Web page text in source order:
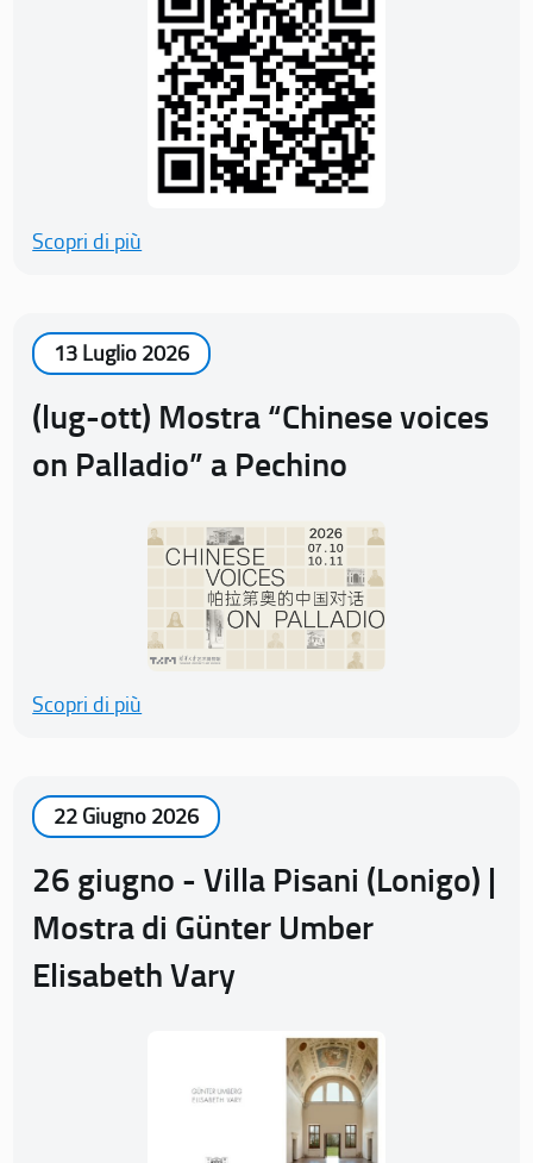
Scopri di più
13 Luglio 2026
(lug-ott) Mostra “Chinese voices
on Palladio” a Pechino
Scopri di più
22 Giugno 2026
26 giugno - Villa Pisani (Lonigo) |
Mostra di Günter Umber
Elisabeth Vary